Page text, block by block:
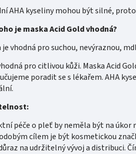
AHA kyseliny mohou být silné,
je maska Acid Gold vhodná?
je vhodná pro suchou, nevýraznou,
pro citlivou kůži. Maska Acid
poradit se s lékařem. AHA
péče o pleť by neměla být na úkor
cílem je být kosmetickou
na udržitelný vývoj a distribuci.